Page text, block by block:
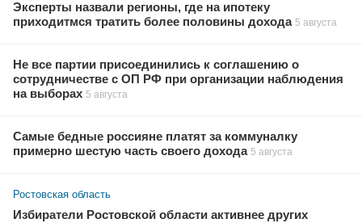
Эксперты назвали регионы, где на ипотеку
приходитмся тратить более половины дохода 5 августа
Не все партии присоединились к соглашению о
сотрудничестве с ОП РФ при организации наблюдения
на выборах 5 августа
Самые бедные россияне платят за коммуналку
примерно шестую часть своего дохода 5 августа
Ростовская область
Избиратели Ростовской области активнее других